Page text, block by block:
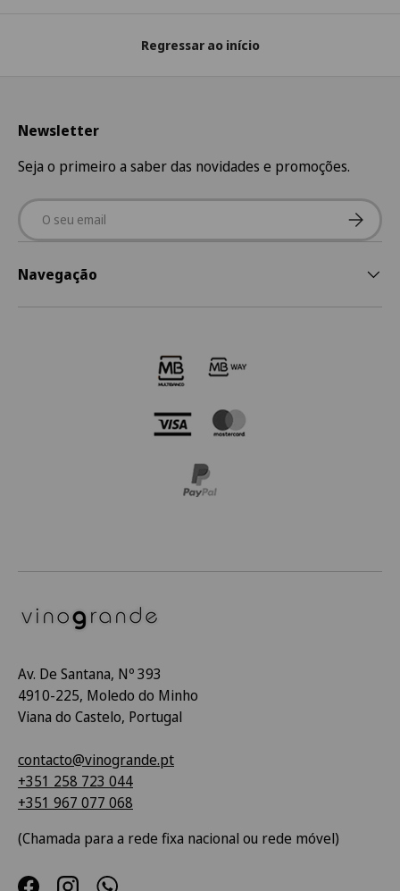
Regressar ao início
Newsletter
Seja o primeiro a saber das novidades e promoções.
Email
Navegação
Av. De Santana, Nº 393
4910-225, Moledo do Minho
Viana do Castelo, Portugal
contacto@vinogrande.pt
+351 258 723 044
+351 967 077 068
(Chamada para a rede fixa nacional ou rede móvel)